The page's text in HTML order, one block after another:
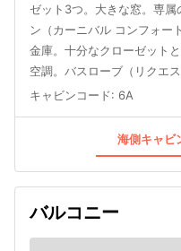
ゼット3つ。大きな窓。専
ン（カーニバル コンフォー
金庫。十分なクローゼット
空調。バスローブ（リクエス
キャビンコード: 6A
海側キャビ
バルコニー